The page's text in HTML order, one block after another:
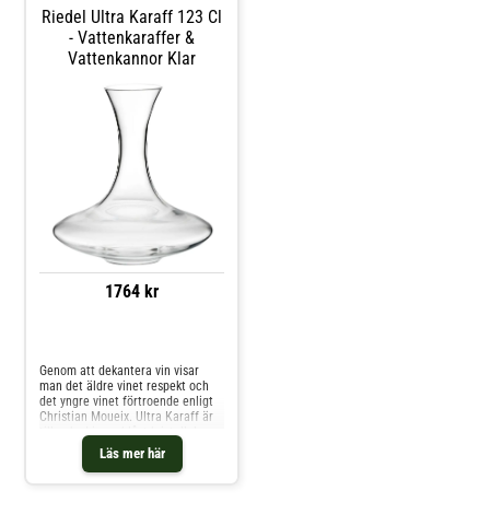
Riedel Ultra Karaff 123 Cl
- Vattenkaraffer &
Vattenkannor Klar
1764 kr
Läs mer här
Genom att dekantera vin visar
man det äldre vinet respekt och
det yngre vinet förtroende enligt
Christian Moueix. Ultra Karaff är
vilket gör varje karaff unik. Med
sin häftiga design är vinkaraffen
är 22,5cm hög och rymmer 123cl